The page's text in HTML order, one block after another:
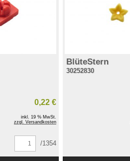
0,22 €
inkl. 19 % MwSt.
zzgl. Versandkosten
/1354
BlüteStern
30252830